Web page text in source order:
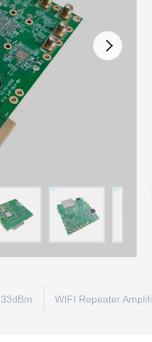
WIFI Repeater